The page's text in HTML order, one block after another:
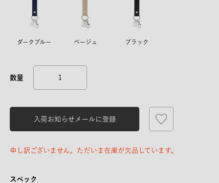
ダークブルー ベージュ ブラック
入荷お知らせメールに登録
申し訳ございません。ただいま在庫が欠品しています。
スペック